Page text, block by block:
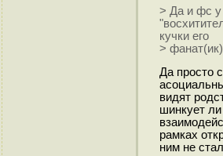
> Да и фс у
кучки его
>
Да просто
видят
шинкует
рамках
ним не